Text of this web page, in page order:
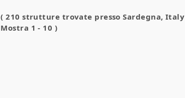
( 210 strutture trovate pressoSardegna, Italy
Mostra 1 - 10 )